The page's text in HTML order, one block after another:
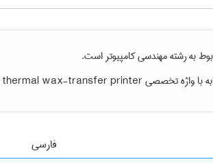
به رشتهمهندسی كامپيوتراست.
با واژه تخصصیthermal wax-transfer printer
فارسی